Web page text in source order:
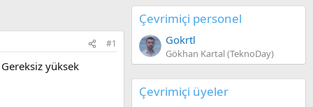
#1
yüksek
Çevrimiçi personel
Gokrtl
Gökhan Kartal (TeknoDay)
Çevrimiçi üyeler